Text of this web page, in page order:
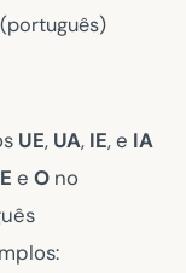
(português)
UE, UA, IE, e IA
E e O no